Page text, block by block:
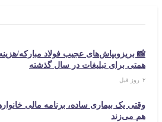
📸 بریزوبپاش‌های عجیب فولاد مبارکه/هزینه ۲/۶
برای تبلیغات در سال گذشته
یک بیماری ساده، برنامه مالی خانوارها را به
می‌زند